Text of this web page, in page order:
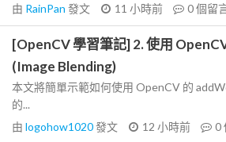
由 RainPan 發文 11 小時前 0個留
[OpenCV 學習筆記] 2. 使用
(Image Blending)
本文將簡單示範如何使用 OpenCV 的
的...
由 logohow1020發文 12 小時前 0